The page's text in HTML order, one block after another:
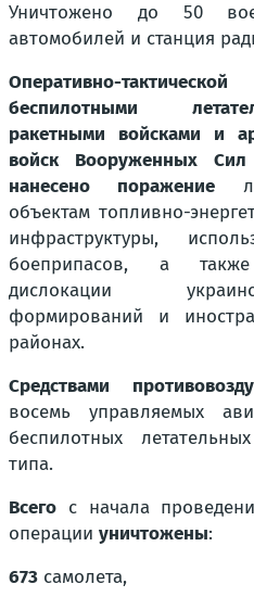
Уничтожено до 50
автомобилей и станция
Оперативно-
беспилотными
ракетными войсками и
войск Вооруженных Сил
нанесено поражение
объектам топливно-
инфраструктуры,
боеприпасов, а
дислокации
формирований и
районах.
Средствами
восемь управляемых
беспилотных
типа.
Всего с начала
операции уничтожены:
673 самолета,